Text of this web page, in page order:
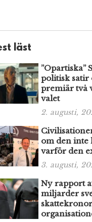
läst
”Opartiska”
politisk satir
premiär två
valet
2. augusti,
om den inte
varför den
3. augusti,
Ny rapport
miljarder